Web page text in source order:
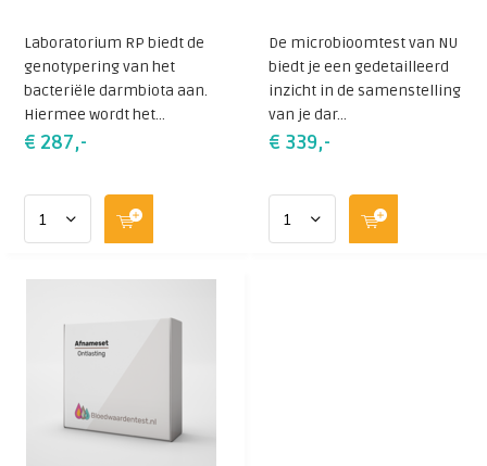
Laboratorium RP biedt de
genotypering van het
bacteriële darmbiota aan.
Hiermee wordt het...
€ 287,-
De microbioomtest van NU
biedt je een gedetailleerd
inzicht in de samenstelling
van je dar...
€ 339,-